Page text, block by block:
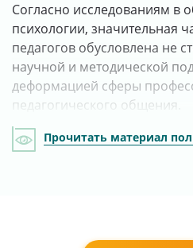
Согласно исследованиям в
психологии, значительная
педагогов обусловлена не
научной и методической
деформацией сферы
педагогического общения.
Прочитать материал